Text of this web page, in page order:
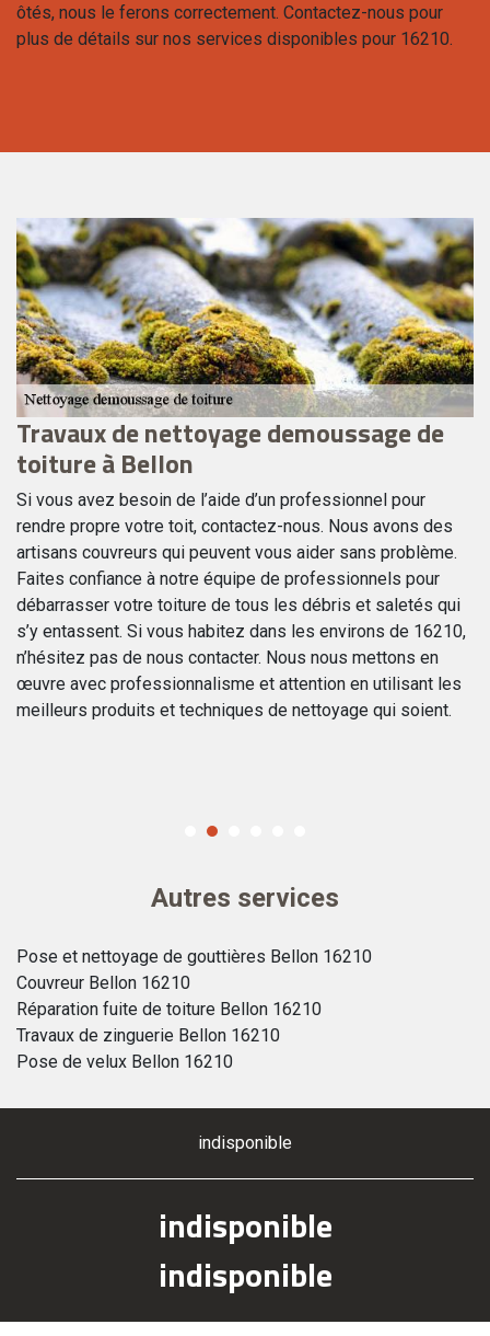
ôtés, nous le ferons correctement. Contactez-nous pour
plus de détails sur nos services disponibles pour 16210.
Travaux de nettoyage demoussage de
toiture à Bellon
Si vous avez besoin de l’aide d’un professionnel pour
rendre propre votre toit, contactez-nous. Nous avons des
artisans couvreurs qui peuvent vous aider sans problème.
Faites confiance à notre équipe de professionnels pour
débarrasser votre toiture de tous les débris et saletés qui
s’y entassent. Si vous habitez dans les environs de 16210,
n’hésitez pas de nous contacter. Nous nous mettons en
œuvre avec professionnalisme et attention en utilisant les
meilleurs produits et techniques de nettoyage qui soient.
Autres services
Pose et nettoyage de gouttières Bellon 16210
Couvreur Bellon 16210
Réparation fuite de toiture Bellon 16210
Travaux de zinguerie Bellon 16210
Pose de velux Bellon 16210
indisponible
indisponible
indisponible